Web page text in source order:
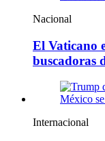
Nacional
El Vaticano
buscadoras
Internacional